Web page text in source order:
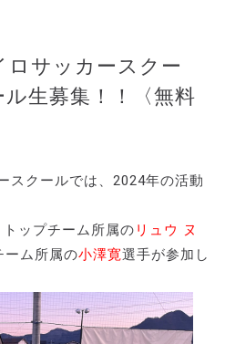
ロサッカースクー
生募集！！〈無料
スクールでは、2024年の活動
ップチーム所属の リュウ ヌ
ーム所属の小澤寛選手が参加し